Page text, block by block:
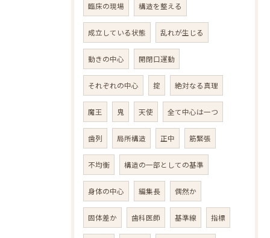
臨床の現場 構造を整える
成立している状態 乱れが生じる
動きの中心 開閉口運動
それぞれの中心 掟 絶対なる真理
魔王 鬼 天使 全て中心は一つ
歯列 局所構造 正中 筋緊張
不均衡 構造の一部としての基準
身体の中心 編集長 偶然か
固体差か 歯科医師 基準線 指標